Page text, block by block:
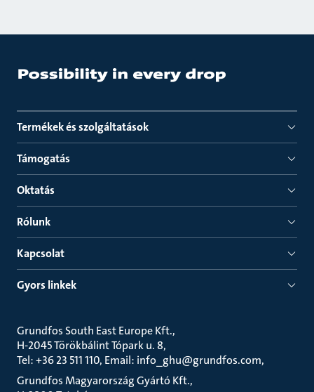
Termékek és szolgáltatások
Támogatás
Oktatás
Rólunk
Kapcsolat
Gyors linkek
Grundfos South East Europe Kft.
H-2045 Törökbálint Tópark u. 8
Tel: +36 23 511 110, Email: info_ghu@grundfos.com
Grundfos Magyarország Gyártó Kft.